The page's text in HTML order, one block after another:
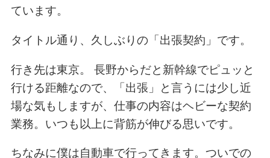
ています。
タイトル通り、久しぶりの「出張契約」です。
行き先は東京。 長野からだと新幹線でピュッと
行ける距離なので、「出張」と言うには少し近
場な気もしますが、仕事の内容はヘビーな契約
業務。いつも以上に背筋が伸びる思いです。
ちなみに僕は自動車で行ってきます。ついでの